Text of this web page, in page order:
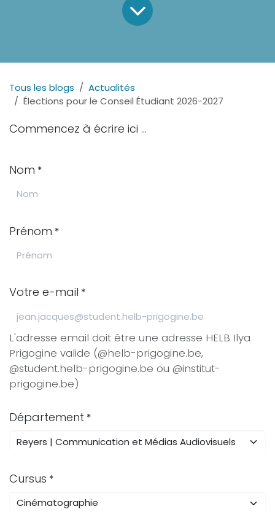
Tous les blogs
Actualités
Élections pour le Conseil Étudiant 2026-2027
Commencez à écrire ici ...
Nom *
Prénom *
Votre e-mail *
L'adresse email doit être une adresse HELB Ilya
Prigogine valide (@helb-prigogine.be,
@student.helb-prigogine.be ou @institut-
prigogine.be)
Département *
Cursus *